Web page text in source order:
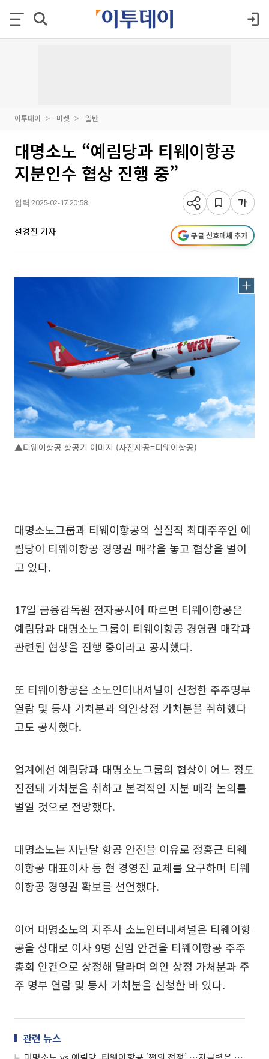
이투데이 마켓 일반
대명소노 “예림당과 티웨이항공
지분인수 협상 진행 중”
입력 2025-02-17 20:58
설경진 기자 구글 선호매체 추가
▲티웨이항공 항공기 이미지 (사진제공=티웨이항공)
대명소노그룹과 티웨이항공의 실질적 최대주주인 예
림당이 티웨이항공 경영권 매각을 놓고 협상을 벌이
고 있다.
17일 금융감독원 전자공시에 따르면 티웨이항공은
예림당과 대명소노그룹이 티웨이항공 경영권 매각과
관련된 협상을 진행 중이라고 공시했다.
또 티웨이항공은 소노인터내셔널이 신청한 주주명부
열람 및 등사 가처분과 의안상정 가처분을 취하했다
고도 공시했다.
업계에선 예림당과 대명소노그룹의 협상이 어느 정도
진전돼 가처분을 취하고 본격적인 지분 매각 논의를
벌일 것으로 전망했다.
대명소노는 지난달 항공 안전을 이유로 정홍근 티웨
이항공 대표이사 등 현 경영진 교체를 요구하며 티웨
이항공 경영권 확보를 선언했다.
이어 대명소노의 지주사 소노인터내셔널은 티웨이항
공을 상대로 이사 9명 선임 안건을 티웨이항공 주주
총회 안건으로 상정해 달라며 의안 상정 가처분과 주
주 명부 열람 및 등사 가처분을 신청한 바 있다.
관련 뉴스